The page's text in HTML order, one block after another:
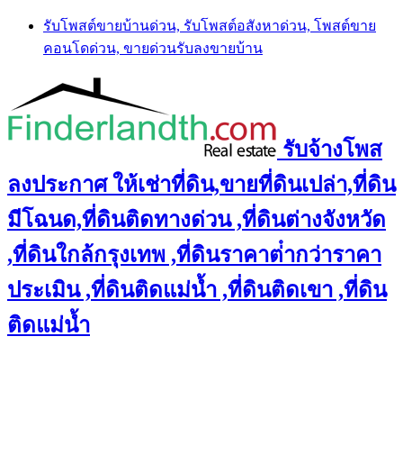
Skip
content
รับโพสต์ขายบ้านด่วน, รับโพสต์อสังหาด่วน, โพสต์ขาย
คอนโดด่วน, ขายด่วนรับลงขายบ้าน
รับจ้างโพส
ลงประกาศ ให้เช่าที่ดิน,ขายที่ดินเปล่า,ที่ดิน
มีโฉนด,ที่ดินติดทางด่วน ,ที่ดินต่างจังหวัด
,ที่ดินใกล้กรุงเทพ ,ที่ดินราคาต่ํากว่าราคา
ประเมิน ,ที่ดินติดแม่น้ำ ,ที่ดินติดเขา ,ที่ดิน
ติดแม่น้ำ